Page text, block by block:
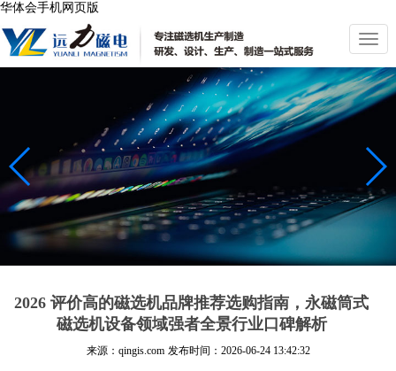
华体会手机网页版
切
换
导
航
2026 评价高的磁选机品牌推荐选购指南，永磁筒式
磁选机设备领域强者全景行业口碑解析
来源：qingis.com 发布时间： 2026-06-24 13:42:32